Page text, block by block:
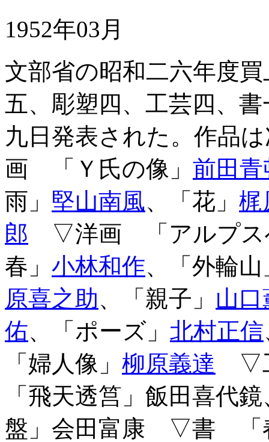
1952年03月
文部省の昭和二六年度
五、彫塑四、工芸四、
九日発表された。作品
画 「Ｙ氏の像」 前田青
雨」 堅山南風、「花」 梶
郎 ▽洋画 「アルプス
春」 小林和作、「外輪
原喜之助、「親子」 山口
佑、「ポーズ」 北村正信
「婦人像」 柳原義達 ▽
「飛天透筥」飯田喜代
盤」会田富康 ▽書 「